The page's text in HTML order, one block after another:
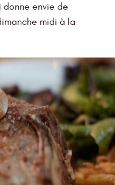
donne envie de
midi à la